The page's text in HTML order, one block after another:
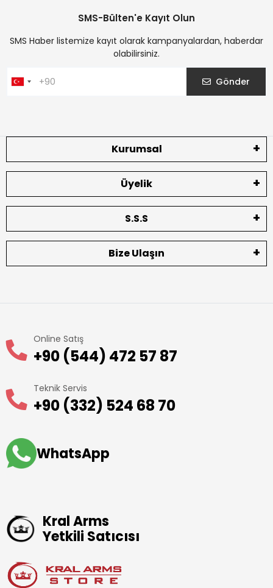
SMS-Bülten'e Kayıt Olun
SMS Haber listemize kayıt olarak kampanyalardan, haberdar
olabilirsiniz.
Gönder
Kurumsal
Üyelik
S.S.S
Bize Ulaşın
Online Satış
+90 (544) 472 57 87
Teknik Servis
+90 (332) 524 68 70
WhatsApp
Kral Arms
Yetkili Satıcısı